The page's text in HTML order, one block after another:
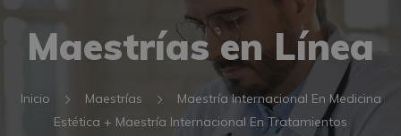
Maestrías en Línea
Inicio Maestrías
Maestría Internacional En Medicina
Estética + Maestría Internacional En Tratamientos